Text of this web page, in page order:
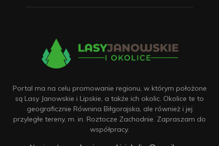
Portal ma na celu promowanie regionu, w którym położone
są Lasy Janowskie i Lipskie, a także ich okolic. Okolice te to
geograficznie Równina Biłgorajska, ale również i jej
przyległe tereny, m. in. Roztocze Zachodnie. Zapraszam do
współpracy.